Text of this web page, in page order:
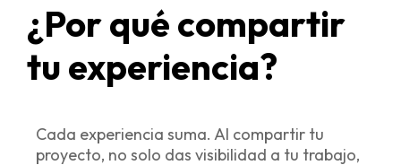
¿Por qué compartir
tu experiencia?
Cada experiencia suma. Al compartir tu
proyecto, no solo das visibilidad a tu trabajo,